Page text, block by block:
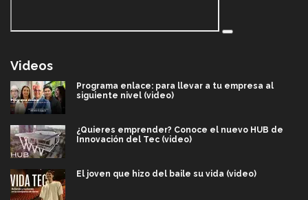
Videos
Programa enlace: para llevar a tu empresa al
siguiente nivel (video)
¿Quieres emprender? Conoce el nuevo HUB de
Innovación del Tec (video)
El joven que hizo del baile su vida (video)